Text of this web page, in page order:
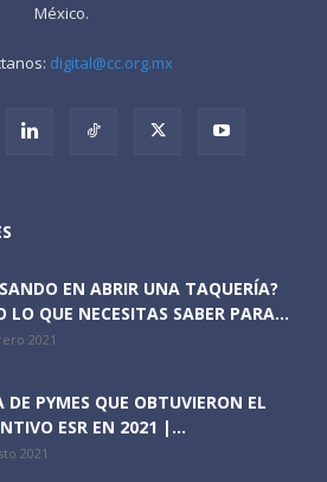
México.
digital@cc.org.mx
EN ABRIR UNA TAQUERÍA?
LO QUE NECESITAS SABER PARA...
2021
DE PYMES QUE OBTUVIERON EL
ESR EN 2021 |...
2021